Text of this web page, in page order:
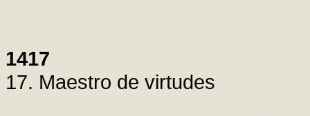
1417
17. Maestro de virtudes